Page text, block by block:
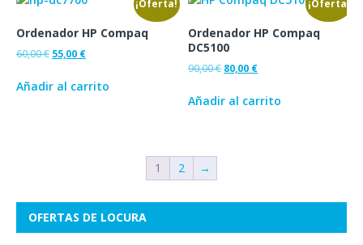
¡Oferta!
Ordenador HP Compaq
60,00€ 55,00 €
Añadir al carrito
¡Oferta!
Ordenador HP Compaq
DC5100
90,00€ 80,00 €
Añadir al carrito
1 2 →
OFERTAS DE LOCURA